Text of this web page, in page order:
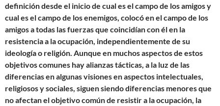
definición desde el inicio de cual es el campo de los amigos y
cual es el campo de los enemigos, colocó en el campo de los
amigos a todas las fuerzas que coincidían con él en la
resistencia a la ocupación, independientemente de su
ideología o religión. Aunque en muchos aspectos de estos
objetivos comunes hay alianzas tácticas, a la luz de las
diferencias en algunas visiones en aspectos intelectuales,
religiosos y sociales, siguen siendo diferencias menores que
no afectan el objetivo común de resistir a la ocupación, la